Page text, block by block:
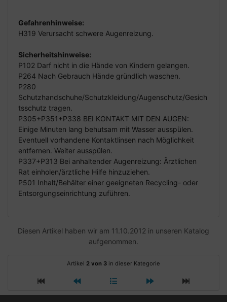
Gefahrenhinweise:
H319 Verursacht schwere Augenreizung.
Sicherheitshinweise:
P102 Darf nicht in die Hände von Kindern gelangen.
P264 Nach Gebrauch Hände gründlich waschen.
P280
Schutzhandschuhe/Schutzkleidung/Augenschutz/Gesich
tsschutz tragen.
P305+P351+P338 BEI KONTAKT MIT DEN AUGEN:
Einige Minuten lang behutsam mit Wasser ausspülen.
Eventuell vorhandene Kontaktlinsen nach Möglichkeit
entfernen. Weiter ausspülen.
P337+P313 Bei anhaltender Augenreizung: Ärztlichen
Rat einholen/ärztliche Hilfe hinzuziehen.
P501 Inhalt/Behälter einer geeigneten Recycling- oder
Entsorgungseinrichtung zuführen.
Diesen Artikel haben wir am 11.10.2012 in unseren Katalog
aufgenommen.
Artikel 2 von 3 in dieser Kategorie